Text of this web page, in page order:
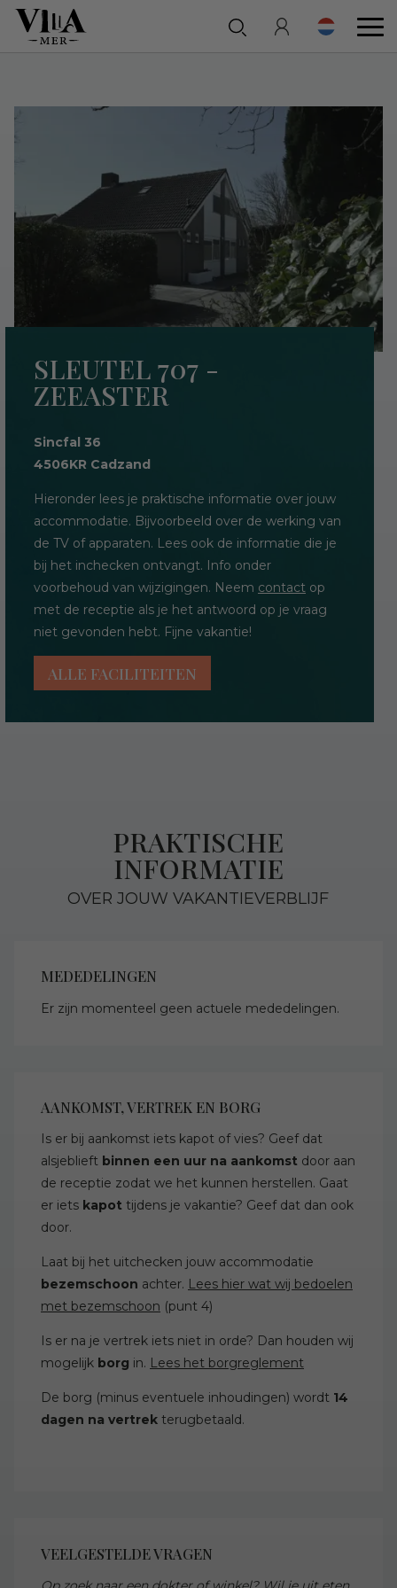
SLEUTEL 707 -
ZEEASTER
Sincfal 36
4506KR Cadzand
Hieronder lees je praktische informatie over jouw
accommodatie. Bijvoorbeeld over de werking van
de TV of apparaten. Lees ook de informatie die je
bij het inchecken ontvangt. Info onder
voorbehoud van wijzigingen. Neem contact op
met de receptie als je het antwoord op je vraag
niet gevonden hebt. Fijne vakantie!
ALLE FACILITEITEN
PRAKTISCHE
INFORMATIE
OVER JOUW VAKANTIEVERBLIJF
MEDEDELINGEN
Er zijn momenteel geen actuele mededelingen.
AANKOMST, VERTREK EN BORG
Is er bij aankomst iets kapot of vies? Geef dat
alsjeblieft binnen een uur na aankomst door aan
de receptie zodat we het kunnen herstellen. Gaat
er iets kapot tijdens je vakantie? Geef dat dan ook
door.
Laat bij het uitchecken jouw accommodatie
bezemschoon achter. Lees hier wat wij bedoelen
met bezemschoon (punt 4)
Is er na je vertrek iets niet in orde? Dan houden wij
mogelijk borg in. Lees het borgreglement
De borg (minus eventuele inhoudingen) wordt 14
dagen na vertrek terugbetaald.
VEELGESTELDE VRAGEN